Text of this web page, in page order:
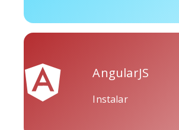
Tripadvisor
AngularJS
Instalar